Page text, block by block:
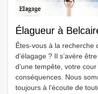
Élagueur à
Êtes-vous à la recherche
d’élagage ? Il s’avère
d’une tempête, votre
conséquences. Nous
toujours à l’écoute de